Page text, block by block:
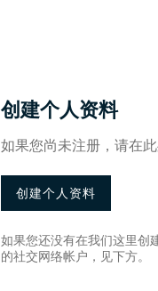
创建个人资料
如果您尚未注册，请在此
创建个人资料
如果您还没有在我们这里创
的社交网络帐户，见下方。